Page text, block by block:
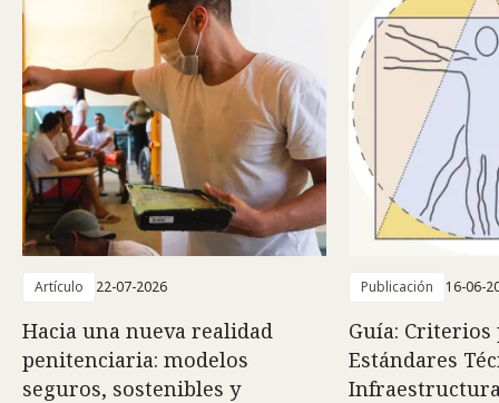
Artículo 22-07-2026
Hacia una nueva realidad
penitenciaria: modelos
seguros, sostenibles y
Publicación 16-06-
Guía: Criterios
Estándares